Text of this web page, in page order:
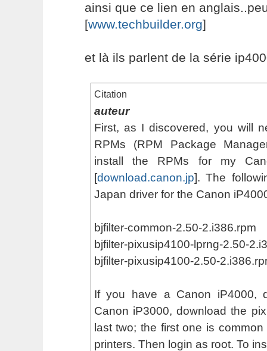
ainsi que ce lien en
[www.techbuilder.org]
et là ils parlent de la série
Citation
auteur
First, as I discovered, you will
RPMs (RPM Package
install the RPMs for my
[download.canon.jp]. The
Japan driver for the Canon
bjfilter-common-2.50-2.i386.rpm
bjfilter-pixusip4100-lprng-2.50-
bjfilter-pixusip4100-2.50-
If you have a Canon iP4000,
Canon iP3000, download the
last two; the first one is
printers. Then login as root. To